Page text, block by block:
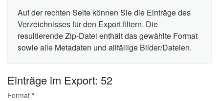
Auf der rechten Seite können Sie die Einträge des
Verzeichnisses für den Export filtern. Die
resultierende Zip-Datei enthält das gewählte Format
sowie alle Metadaten und allfällige Bilder/Dateien.
Einträge im Export: 52
Format *